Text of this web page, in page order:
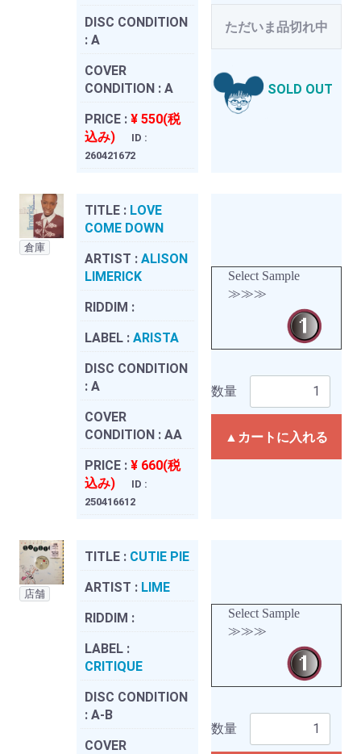
DISC CONDITION
: A
COVER
CONDITION : A
PRICE : ¥ 550(税
込み)
ID :
260421672
ただいま品切れ中
SOLD OUT
倉庫
TITLE : LOVE
COME DOWN
ARTIST : ALISON
LIMERICK
RIDDIM :
LABEL : ARISTA
DISC CONDITION
: A
COVER
CONDITION : AA
PRICE : ¥ 660(税
込み)
ID :
250416612
Select Sample
≫≫≫
数量
▲カートに入れる
店舗
TITLE : CUTIE PIE
ARTIST : LIME
RIDDIM :
LABEL :
CRITIQUE
DISC CONDITION
: A-B
COVER
Select Sample
≫≫≫
数量